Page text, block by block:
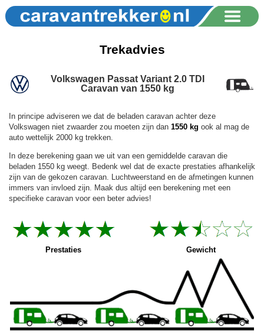
Trekadvies
Volkswagen Passat Variant 2.0 TDI
Caravan van 1550 kg
In principe adviseren we dat de beladen caravan achter deze
Volkswagen niet zwaarder zou moeten zijn dan 1550 kg ook al mag de
auto wettelijk 2000 kg trekken.
In deze berekening gaan we uit van een gemiddelde caravan die
beladen 1550 kg weegt. Bedenk wel dat de exacte prestaties afhankelijk
zijn van de gekozen caravan. Luchtweerstand en de afmetingen kunnen
immers van invloed zijn. Maak dus altijd een berekening met een
specifieke caravan voor een beter advies!
Prestaties Gewicht